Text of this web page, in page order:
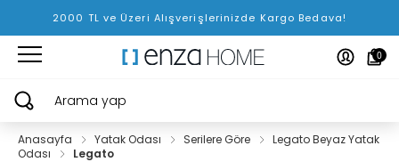
2000 TL ve Üzeri Alışverişlerinizde Kargo Bedava!
0
Arama yap
Anasayfa Yatak Odası Serilere Göre
Legato Beyaz Yatak
Odası
Legato